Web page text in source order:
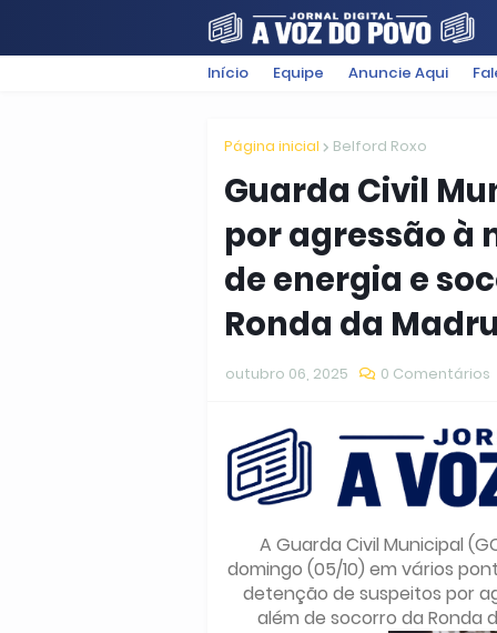
FILMES POLÍTICA
Início Equipe Anuncie Aqui
Página inicial Belford Roxo
Guarda Civil
por agressão à
de energia e
Ronda da
outubro 06, 2025 0 Comentários
A Guarda Civil Municipal
domingo (05/10) em vários
detenção de suspeitos por
além de socorro da Ronda